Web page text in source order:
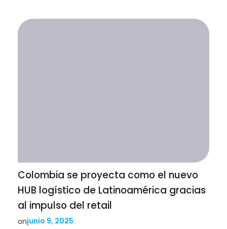
Colombia se proyecta como el nuevo
HUB logístico de Latinoamérica gracias
al impulso del retail
onjunio 9, 2025